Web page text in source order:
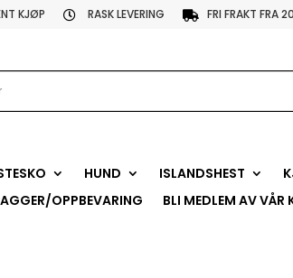
KJØP  RASK LEVERING  FRI FRAKT FRA
HUND ISLANDSHEST
OPPBEVARING BLI MEDLEM AV VÅR